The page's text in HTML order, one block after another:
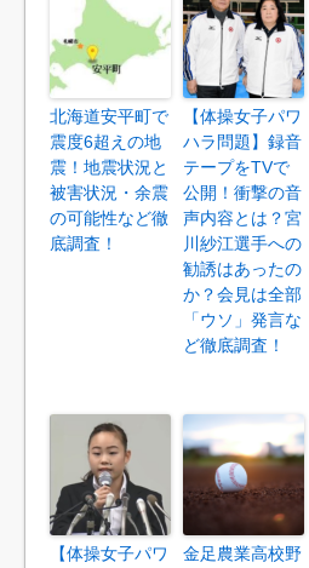
北海道安平町で
震度6超えの地
震！地震状況と
被害状況・余震
の可能性など徹
底調査！
【体操女子パワ
ハラ問題】録音
テープをTVで
公開！衝撃の音
声内容とは？宮
川紗江選手への
勧誘はあったの
か？会見は全部
「ウソ」発言な
ど徹底調査！
【体操女子パワ
金足農業高校野